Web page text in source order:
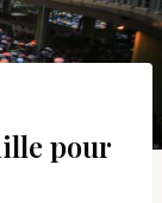
pour